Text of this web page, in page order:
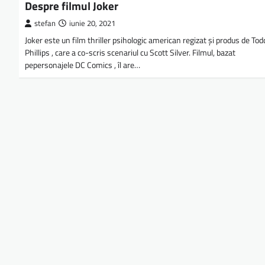
Despre filmul Joker
stefan iunie 20, 2021
Joker este un film thriller psihologic american regizat și produs de
Phillips , care a co-scris scenariul cu Scott Silver. Filmul, bazat
pepersonajele DC Comics , îl are…